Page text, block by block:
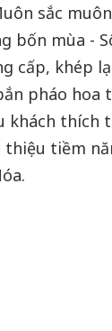
sắc
bốn mùa -
cấp, khép
pháo hoa
khách thích
thiệu tiềm